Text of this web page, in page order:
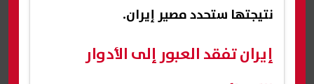
نتيجتها ستحدد مصير إيران.
إيران تفقد العبور إلى الأدوار